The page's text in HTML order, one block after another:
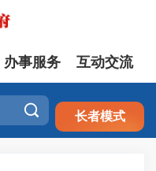
注册 登录
办事服务 互动交流
 长者模式